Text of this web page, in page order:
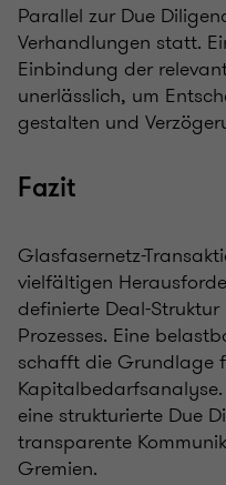
Parallel zur Due
Verhandlungen statt.
Einbindung der
unerlässlich, um
gestalten und
Fazit
Glasfasernetz-
vielfältigen
definierte Deal-
Prozesses. Eine
schafft die Grundlage
eine strukturierte Due
transparente
Gremien.